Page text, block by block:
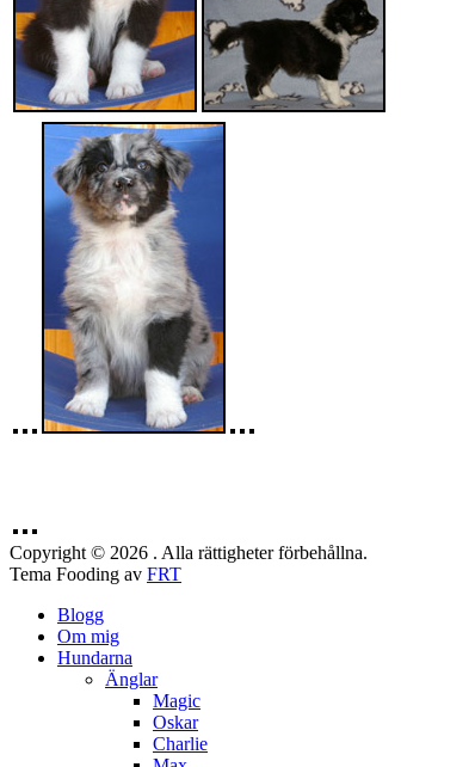
Copyright © 2026 . Alla rättigheter förbehållna.
Tema Fooding av FRT
Blogg
Om mig
Hundarna
Änglar
Magic
Oskar
Charlie